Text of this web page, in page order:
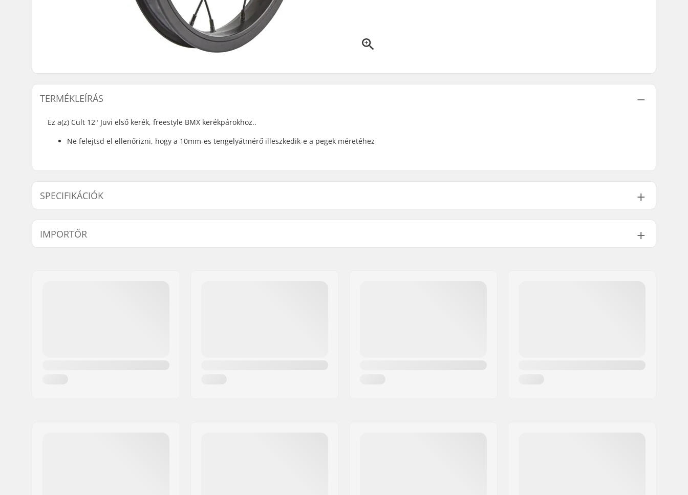
TERMÉKLEÍRÁS
Ez a(z) Cult 12" Juvi első kerék, freestyle BMX kerékpárokhoz..
Ne felejtsd el ellenőrizni, hogy a 10mm-es tengelyátmérő illeszkedik-e a pegek méretéhez
SPECIFIKÁCIÓK
BMX stílus:
Freestyle BMX
Felni Anyaga:
BMX kerék:
Front
Hajtás oldal:
Non-driver Side
BMX Tengely Típus:
Male
IMPORTŐR